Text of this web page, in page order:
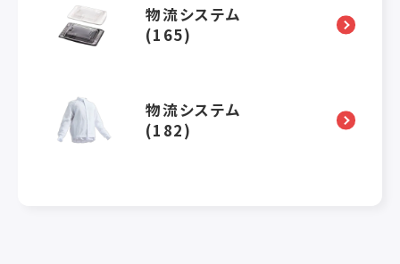
物流システム
(165)
物流システム
(182)